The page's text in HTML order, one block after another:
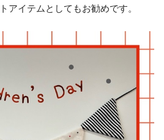
アイテムとしてもお勧めです。